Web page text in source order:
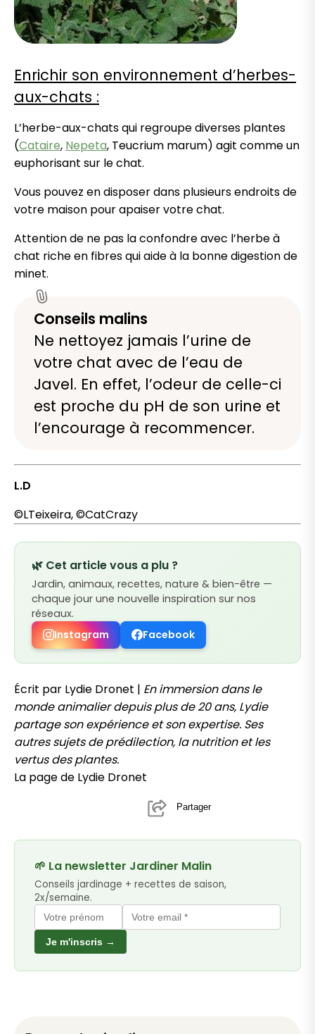
Enrichir son environnement d’herbes-
aux-chats :
L’herbe-aux-chats qui regroupe diverses plantes
(Cataire, Nepeta, Teucrium marum) agit comme un
euphorisant sur le chat.
Vous pouvez en disposer dans plusieurs endroits de
votre maison pour apaiser votre chat.
Attention de ne pas la confondre avec l’herbe à
chat riche en fibres qui aide à la bonne digestion de
minet.
Conseils malins
Ne nettoyez jamais l’urine de
votre chat avec de l’eau de
Javel. En effet, l’odeur de celle-ci
est proche du pH de son urine et
l’encourage à recommencer.
L.D
©LTeixeira, ©CatCrazy
🌿 Cet article vous a plu ?
Jardin, animaux, recettes, nature & bien-être —
chaque jour une nouvelle inspiration sur nos
réseaux.
Instagram
Facebook
Écrit par Lydie Dronet | En immersion dans le
monde animalier depuis plus de 20 ans, Lydie
partage son expérience et son expertise. Ses
autres sujets de prédilection, la nutrition et les
vertus des plantes.
La page de Lydie Dronet
Partager
🌱 La newsletter Jardiner Malin
Conseils jardinage + recettes de saison,
2x/semaine.
Je m'inscris →